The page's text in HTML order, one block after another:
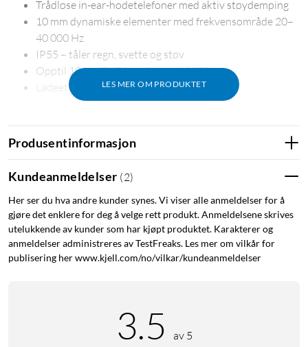
LES MER OM PRODUKTET
Trådløse in-ear-hodetelefoner med aktiv støydemping
10 mm dynamiske elementer med frekvensområde 20–
40 000 Hz
IP55 – tåler regn, svette og støv
Opptil 10 t spilletid og 6 t samtaletid
Ladeetui med 680 mAh og USB-C-lading
Detaljrik lyd med bredde
De 10 mm dynamiske elementene i Live Beam 4 dekker et
kapabel gjengivelse. Bassen har tyngde uten å dominere,
mellomregisteret beholder klarhet i stemmer og instrumenter,
og diskanten fanger nyanser som ellers kan forsvinne ved
trådløs overføring. Impedansen på 16 Ω gjør hodetelefonene
Den aktive støydempingen filtrerer bort bakgrunnsstøy slik at
Produsentinformasjon
Kundeanmeldelser (2)
Her ser du hva andre kunder synes. Vi viser alle anmeldelser for å
gjøre det enklere for deg å velge rett produkt. Anmeldelsene skrives
utelukkende av kunder som har kjøpt produktet. Karakterer og
anmeldelser administreres av TestFreaks. Les mer om vilkår for
publisering her www.kjell.com/no/vilkar/kundeanmeldelser
3.5 av 5